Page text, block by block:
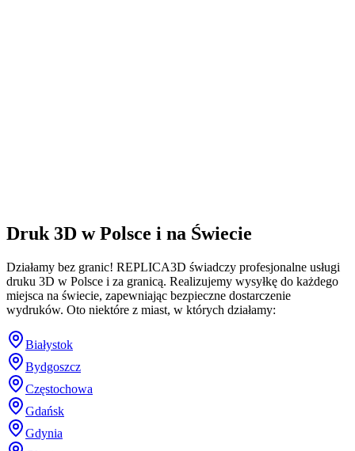
Druk 3D w Polsce i na Świecie
Działamy bez granic! REPLICA3D świadczy profesjonalne usługi
druku 3D w Polsce i za granicą. Realizujemy wysyłkę do każdego
miejsca na świecie, zapewniając bezpieczne dostarczenie
wydruków. Oto niektóre z miast, w których działamy:
Białystok
Bydgoszcz
Częstochowa
Gdańsk
Gdynia